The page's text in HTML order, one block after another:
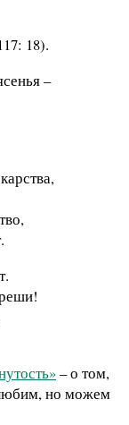
18).
–
– о том,
но можем